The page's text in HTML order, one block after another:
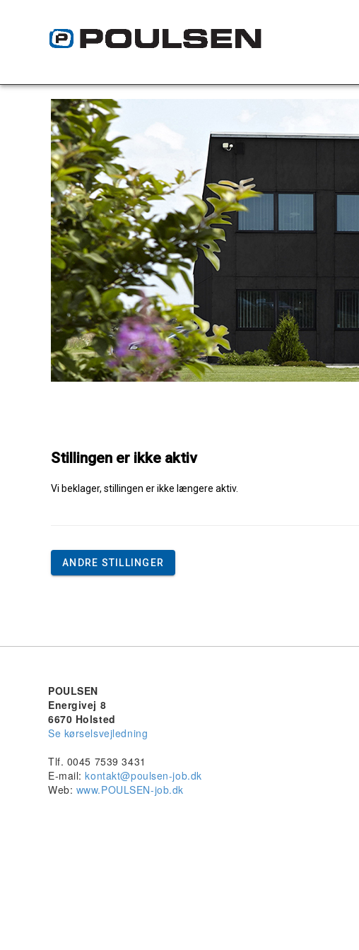
Stillingen er ikke aktiv
Vi beklager, stillingen er ikke længere aktiv.
ANDRE STILLINGER
POULSEN
Energivej 8
6670 Holsted
Se kørselsvejledning
Tlf. 0045 7539 3431
E-mail:kontakt@poulsen-job.dk
Web: www.POULSEN-job.dk